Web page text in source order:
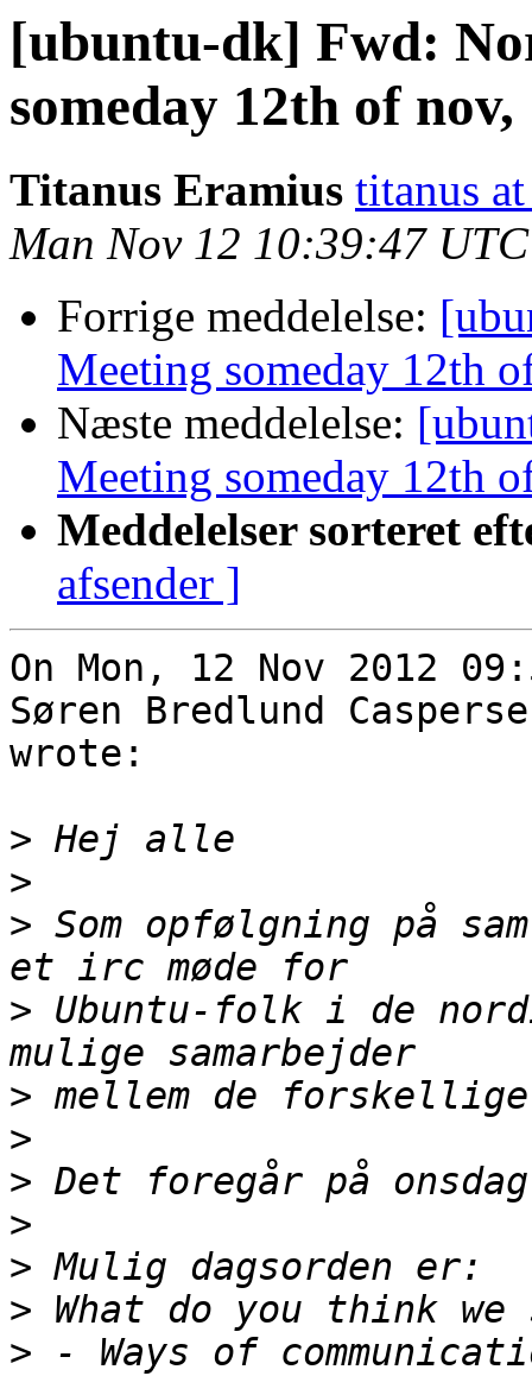
[ubuntu-dk] Fwd:
someday 12th of
Titanus Eramius titanus
Man Nov 12 10:39:47
Forrige meddelelse:
Meeting someday 12th
Næste meddelelse:
Meeting someday 12th
Meddelelser sorteret
afsender ]
On Mon, 12 Nov 2012
Søren Bredlund
wrote:
>
>
> Som opfølgning på
> Ubuntu-folk i de
>
>
>
>
>
>
> - Ways of